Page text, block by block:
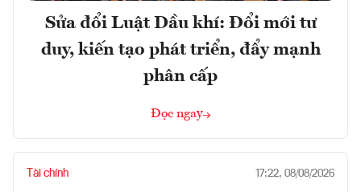
Sửa đổi Luật Dầu khí: Đổi mới tư
duy, kiến tạo phát triển, đẩy mạnh
phân cấp
Đọc ngay
Tài chính 17:22, 08/08/2026